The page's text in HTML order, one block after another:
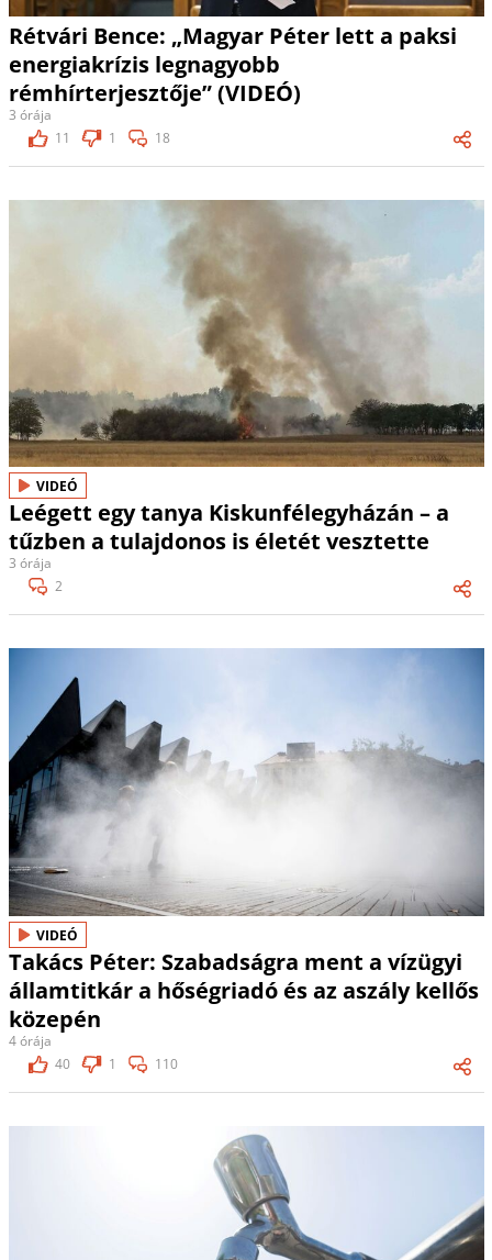
Rétvári Bence: „Magyar Péter lett a paksi
energiakrízis legnagyobb
rémhírterjesztője” (VIDEÓ)
3 órája
11
1 18
VIDEÓ
Leégett egy tanya Kiskunfélegyházán – a
tűzben a tulajdonos is életét vesztette
3 órája
2
VIDEÓ
Takács Péter: Szabadságra ment a vízügyi
államtitkár a hőségriadó és az aszály kellős
közepén
4 órája
40
1 110